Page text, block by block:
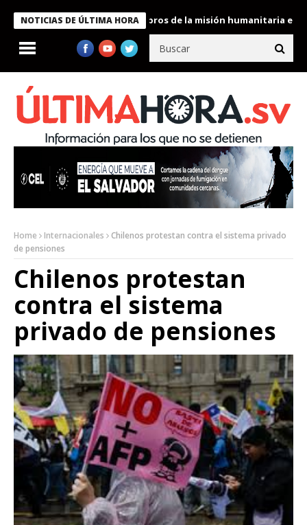
NOTICIAS DE ÚLTIMA HORA
Bukele condecora a miembros de la misión humanitaria enviada
Home Internacionales
Chilenos protestan contra el sistema privado
de pensiones
Chilenos protestan
contra el sistema
privado de pensiones